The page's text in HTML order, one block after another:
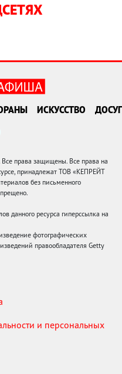
ИСКУССТВО ДОСУГ
права защищены. Все права на
принадлежат ТОВ «КЕПРЕЙТ
без письменного
данного ресурса гиперссылка на
фотографических
правообладателя Getty
и персональных